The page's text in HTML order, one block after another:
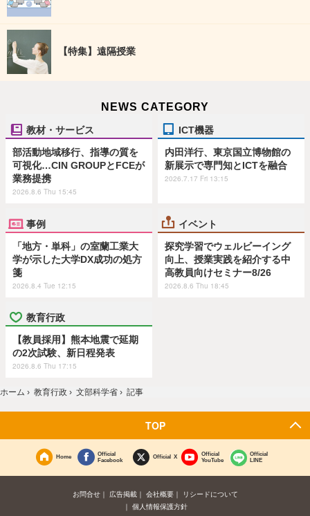
【特集】遠隔授業
NEWS CATEGORY
教材・サービス
部活動地域移行、指導の質を
可視化…CIN GROUPとFCEが
業務提携
2026.8.6 Thu 15:45
ICT機器
内田洋行、東京国立博物館の
新展示で専門知とICTを融合
2026.7.17 Fri 13:15
事例
「地方・単科」の室蘭工業大
学が示した大学DX成功の処方
箋
2026.8.4 Tue 12:15
イベント
探究学習でウェルビーイング
向上、授業実践を紹介する中
高教員向けセミナー8/26
2026.8.6 Thu 18:45
教育行政
【教員採用】熊本地震で延期
の2次試験、新日程発表
2026.8.6 Thu 17:15
ホーム › 教育行政 › 文部科学省 › 記事
TOP
Home
Official
Facebook
Official X
Official
YouTube
Official
LINE
お問合せ 広告掲載 会社概要
リシードについて
個人情報保護方針